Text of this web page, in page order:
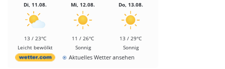
Di, 11.08.
13 / 23°C
Leicht bewölkt
Mi, 12.08.
11 / 26°C
Sonnig
Do, 13.08.
13 / 29°C
Sonnig
Aktuelles Wetter ansehen